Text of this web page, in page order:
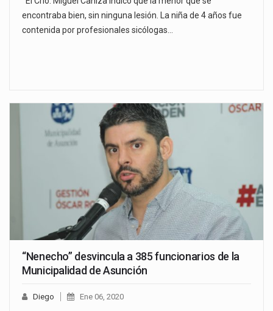
encontraba bien, sin ninguna lesión. La niña de 4 años fue
contenida por profesionales sicólogas…
“Nenecho” desvincula a 385 funcionarios de la
Municipalidad de Asunción
Diego Ene 06, 2020